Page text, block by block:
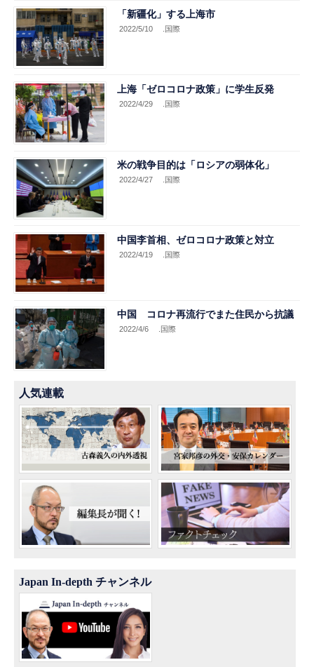
「新疆化」する上海市
2022/5/10 .国際
上海「ゼロコロナ政策」に学生反発
2022/4/29 .国際
米の戦争目的は「ロシアの弱体化」
2022/4/27 .国際
中国李首相、ゼロコロナ政策と対立
2022/4/19 .国際
中国 コロナ再流行でまた住民から抗議
2022/4/6 .国際
人気連載
Japan In-depth チャンネル